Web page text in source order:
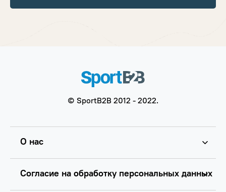
© SportB2B 2012 - 2022.
О нас
Согласие на обработку персональных данных